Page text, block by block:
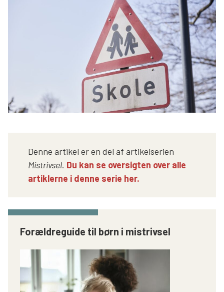
Denne artikel er en del af artikelserien
Mistrivsel. Du kan se oversigten over alle
artiklerne i denne serie her.
Forældreguide til børn i mistrivsel